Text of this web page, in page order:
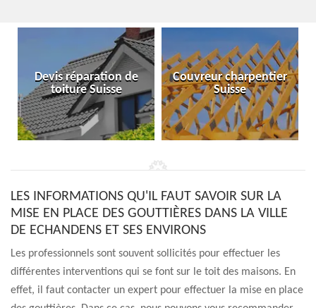
Devis réparation de
toiture Suisse
Couvreur charpentier
Suisse
LES INFORMATIONS QU'IL FAUT SAVOIR SUR LA
MISE EN PLACE DES GOUTTIÈRES DANS LA VILLE
DE ECHANDENS ET SES ENVIRONS
Les professionnels sont souvent sollicités pour effectuer les
différentes interventions qui se font sur le toit des maisons. En
effet, il faut contacter un expert pour effectuer la mise en place